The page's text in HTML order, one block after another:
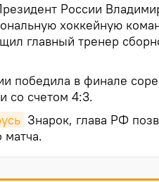
России
хоккейную
главный тренер
победила в финале
со счетом 4:3.
Знарок, глава РФ
матча.